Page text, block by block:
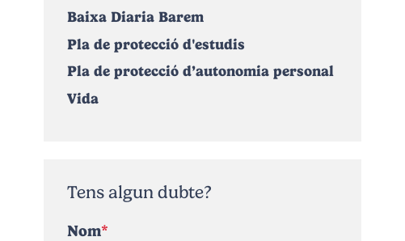
Baixa Diaria Barem
Pla de protecció d'estudis
Pla de protecció d’autonomia personal
Vida
Tens algun dubte?
Nom